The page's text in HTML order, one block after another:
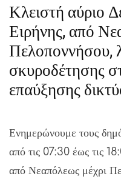
Κλειστή αύριο
Ειρήνης, από
Πελοποννήσου,
σκυροδέτησης
επαύξησης
Ενημερώνουμε τους
από τις 07:30 έως τις
από Νεαπόλεως μέχρι